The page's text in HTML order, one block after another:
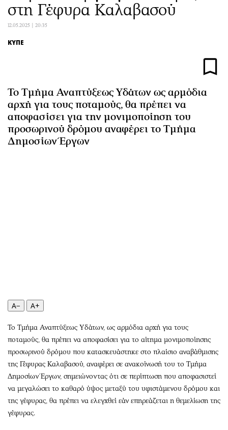
Αθλητισμός
Κύπρος
Ελλάδα
Οικονομία
Real Estate
Επιχειρήσεις
Αγορές
Σινεμά
Μουσική
Εικαστικά
Βιβλίο
Χειρόγραφα
Geek
Πολιτική
Οικονομία
Γενικά
Προσφορές
Προσωπικότητες στην ''Κ''
Επιστολές
στη Γέφυρα Καλαβασού
12.05.2025 | 20:35
ΚΥΠΕ
Το Τμήμα Αναπτύξεως Υδάτων ως αρμόδια
αρχή για τους ποταμούς, θα πρέπει να
αποφασίσει για την μονιμοποίηση του
προσωρινού δρόμου αναφέρει το Τμήμα
Δημοσίων Έργων
A− A+
Το Τμήμα Αναπτύξεως Υδάτων, ως αρμόδια αρχή για τους
ποταμούς, θα πρέπει να αποφασίσει για το αίτημα μονιμοποίησης
προσωρινού δρόμου που κατασκευάστηκε στο πλαίσιο αναβάθμισης
της Γέφυρας Καλαβασού, αναφέρει σε ανακοίνωσή του το Τμήμα
Δημοσίων Έργων, σημειώνοντας ότι σε περίπτωση που αποφασιστεί
να μεγαλώσει το καθαρό ύψος μεταξύ του υφιστάμενου δρόμου και
της γέφυρας, θα πρέπει να ελεγχθεί εάν επηρεάζεται η θεμελίωση της
γέφυρας.